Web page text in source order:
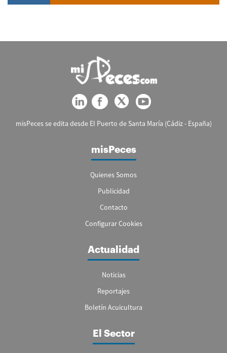
misPeces se edita desde El Puerto de Santa María (Cádiz - España)
misPeces
Quienes Somos
Publicidad
Contacto
Configurar Cookies
Actualidad
Noticias
Reportajes
Boletín Acuicultura
El Sector